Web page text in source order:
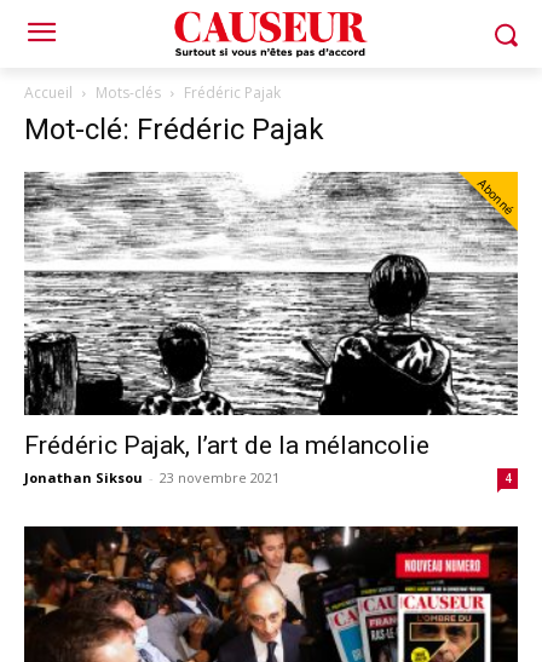
Accueil Mots-clés Frédéric Pajak
Mot-clé: Frédéric Pajak
Abonné
Frédéric Pajak, l’art de la mélancolie
Jonathan Siksou - 23 novembre 2021 4